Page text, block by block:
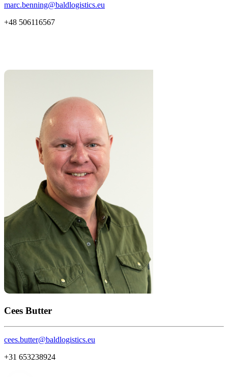
marc.benning@baldlogistics.eu
+48 506116567
Cees Butter
cees.butter@baldlogistics.eu
+31 653238924